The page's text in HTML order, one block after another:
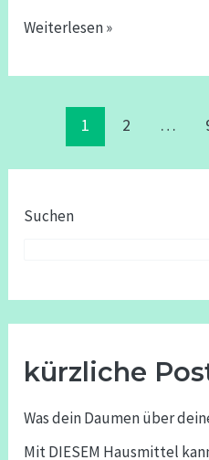
Weiterlesen »
1 2 …
Suchen
kürzliche
Was dein Daumen über
Mit DIESEM Hausmittel